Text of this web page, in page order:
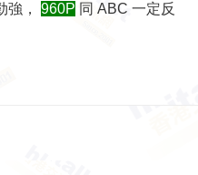
強， 960P 同 ABC 一定反